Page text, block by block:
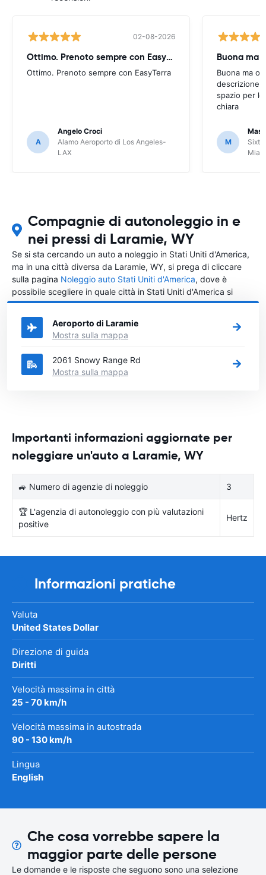
02-08-2026
Ottimo. Prenoto sempre con EasyTerra
Ottimo. Prenoto sempre con EasyTerra
A
Angelo Croci
Alamo Aeroporto di Los Angeles-
LAX
Buona ma
Buona ma
descrizione
spazio per
chiara
M
Sixt
Compagnie di autonoleggio in e
nei pressi di Laramie, WY
Se si sta cercando un auto a noleggio in Stati Uniti d'America,
ma in una città diversa da Laramie, WY, si prega di cliccare
sulla pagina Noleggio auto Stati Uniti d'America, dove è
possibile scegliere in quale città in Stati Uniti d'America si
vuole noleggiare l'auto.
Aeroporto di Laramie
Mostra sulla mappa
2061 Snowy Range Rd
Mostra sulla mappa
Importanti informazioni aggiornate per
noleggiare un'auto a Laramie, WY
🚙 Numero di agenzie di noleggio 3
🏆 L'agenzia di autonoleggio con più valutazioni
positive
Hertz
Informazioni pratiche
Valuta
United States Dollar
Direzione di guida
Diritti
Velocità massima in città
25 - 70 km/h
Velocità massima in autostrada
90 - 130 km/h
Lingua
English
Che cosa vorrebbe sapere la
maggior parte delle persone
Le domande e le risposte che seguono sono una selezione